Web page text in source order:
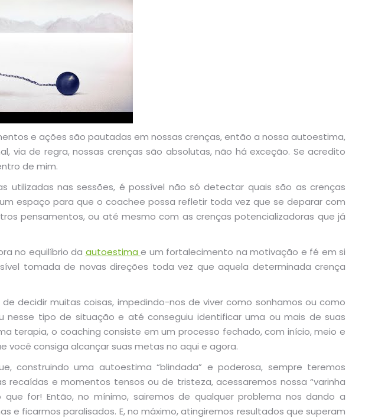
e ações são pautadas em nossas crenças, então a nossa autoestima,
via de regra, nossas crenças são absolutas, não há exceção. Se acredito
de mim.
utilizadas nas sessões, é possível não só detectar quais são as crenças
espaço para que o coachee possa refletir toda vez que se deparar com
pensamentos, ou até mesmo com as crenças potencializadoras que já
no equilíbrio da autoestima e um fortalecimento na motivação e fé em si
tomada de novas direções toda vez que aquela determinada crença
decidir muitas coisas, impedindo-nos de viver como sonhamos ou como
tipo de situação e até conseguiu identificar uma ou mais de suas
terapia, o coaching consiste em um processo fechado, com início, meio e
consiga alcançar suas metas no aqui e agora.
construindo uma autoestima “blindada” e poderosa, sempre teremos
e momentos tensos ou de tristeza, acessaremos nossa “varinha
for! Então, no mínimo, sairemos de qualquer problema nos dando a
ficarmos paralisados. E, no máximo, atingiremos resultados que superam